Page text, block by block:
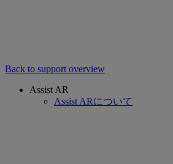
Back to support overview
Assist AR
Assist ARについて